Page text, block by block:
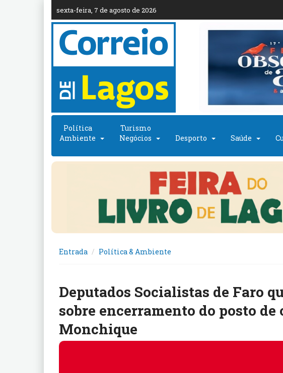
sexta-feira, 7 de agosto de 2026
Política
Ambiente
Turismo
Negócios
Desporto Saúde
Entrada Política & Ambiente
Deputados Socialistas de Faro
sobre encerramento do posto de
Monchique